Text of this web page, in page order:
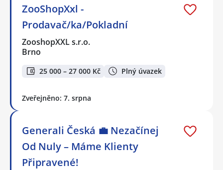
ZooShopXxl -
Prodavač/ka/Pokladní
ZooshopXXL s.r.o.
Brno
25 000 – 27 000 Kč Plný úvazek
Zveřejněno: 7. srpna
Generali Česká 💼 Nezačínej
Od Nuly – Máme Klienty
Připravené!